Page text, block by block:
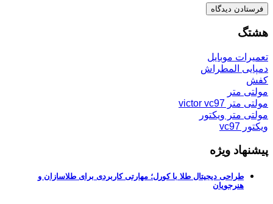
هشتگ
تعمیرات موبایل
دمپایی المطراش
کفش
مولتی متر
مولتی متر victor vc97
مولتی متر ویکتور
ویکتور vc97
پیشنهاد ویژه
طراحی دیجیتال طلا با کورل؛ مهارتی کاربردی برای طلاسازان و
هنرجویان